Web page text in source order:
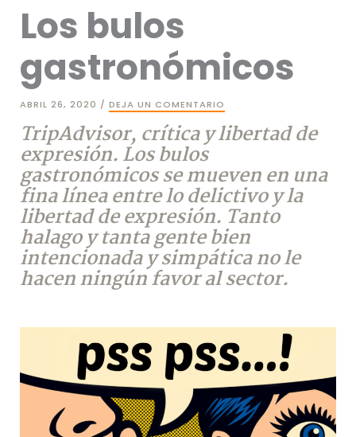
Los bulos
gastronómicos
ABRIL 26, 2020 /DEJA UN COMENTARIO
TripAdvisor, crítica y libertad de
expresión. Los bulos
gastronómicos se mueven en una
fina línea entre lo delictivo y la
libertad de expresión. Tanto
halago y tanta gente bien
intencionada y simpática no le
hacen ningún favor al sector.